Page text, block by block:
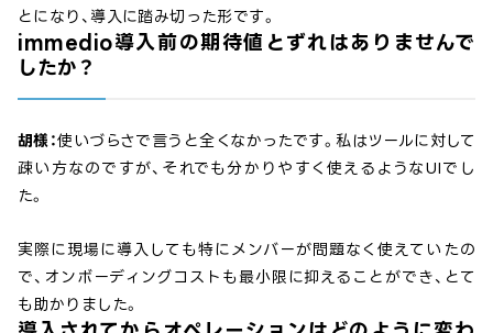
とになり、導入に踏み切った形です。
immedio導入前の期待値とずれはありませんで
したか？
胡様：使いづらさで言うと全くなかったです。私はツールに対して
疎い方なのですが、それでも分かりやすく使えるようなUIでし
た。
実際に現場に導入しても特にメンバーが問題なく使えていたの
で、オンボーディングコストも最小限に抑えることができ、とて
も助かりました。